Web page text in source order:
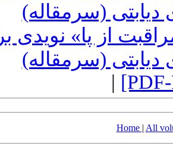
دیابتی (سرمقاله)
از پا» نویدی
دیابتی (سرمقاله)
|
Home | All